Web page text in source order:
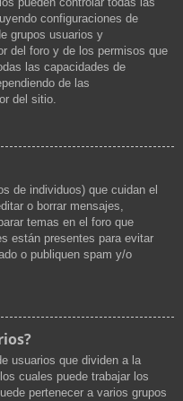
configuraciones de
grupos usuarios y
del foro y de los permisos que
las capacidades de
de las
del sitio.
de individuos) que cuidan el
o borrar mensajes,
temas en el foro que
están presentes para evitar
o publiquen spam y/o
usuarios que dividen a la
cuales puede trabajar los
pertenecer a varios grupos